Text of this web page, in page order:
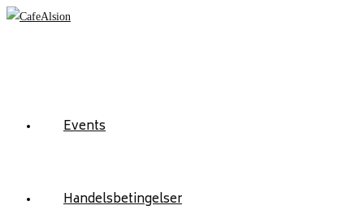
Skip
Events
Handelsbetingelser